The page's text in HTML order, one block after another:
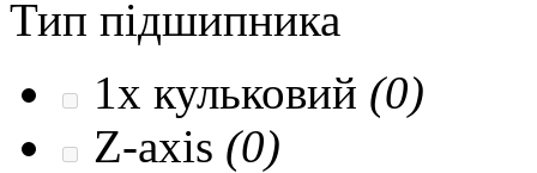
Тип підшипника
1x кульковий (0)
Z-axis (0)